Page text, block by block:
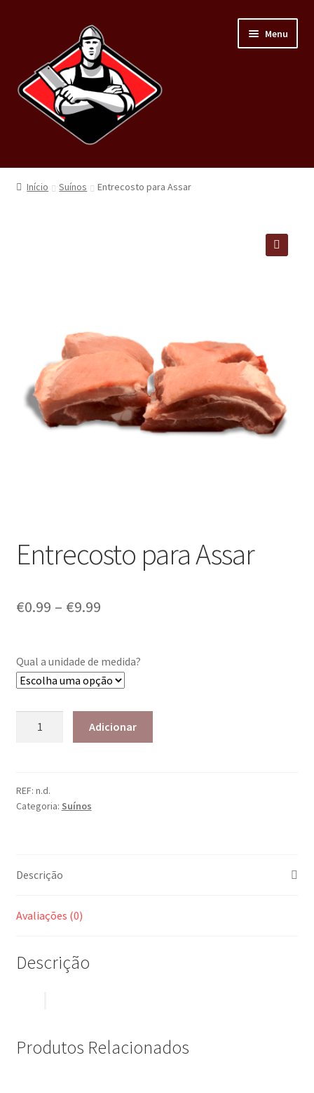
Menu
Home
Condições de entrega
Receitas
Início Suínos Entrecosto para Assar
Entrecosto para Assar
€0.99 – €9.99
Qual a unidade de medida?
Adicionar
REF: n.d.
Categoria: Suínos
Descrição
Avaliações (0)
Descrição
Produtos Relacionados